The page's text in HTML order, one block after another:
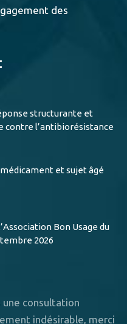
des
structurante et
contre l’antibiorésistance
et sujet âgé
Bon Usage du
2026
une consultation
indésirable, merci